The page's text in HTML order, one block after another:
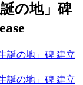
の地」碑
誕の地」碑 建立
誕の地」碑 建立